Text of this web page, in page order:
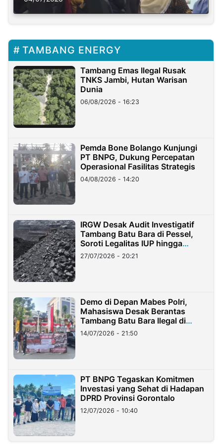
TAMBANG ENERGY
Tambang Emas Ilegal Rusak
TNKS Jambi, Hutan Warisan
Dunia
06/08/2026 - 16:23
Pemda Bone Bolango Kunjungi
PT BNPG, Dukung Percepatan
Operasional Fasilitas Strategis
04/08/2026 - 14:20
IRGW Desak Audit Investigatif
Tambang Batu Bara di Pessel,
Soroti Legalitas IUP hingga
Stockpile
27/07/2026 - 20:21
Demo di Depan Mabes Polri,
Mahasiswa Desak Berantas
Tambang Batu Bara Ilegal di
Lampung
14/07/2026 - 21:50
PT BNPG Tegaskan Komitmen
Investasi yang Sehat di Hadapan
DPRD Provinsi Gorontalo
12/07/2026 - 10:40